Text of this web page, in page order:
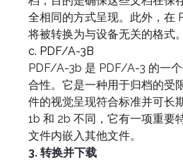
全相同的方式呈现。此外，在
将被转换为与设备无关的格式。
c. PDF/A-3B
PDF/A-3b 是 PDF/A-3 的一
合性。它是一种用于归档的受
件的视觉呈现符合标准并可长
1b 和 2b 不同，它有一项重要
文件内嵌入其他文件。
3. 转换并下载